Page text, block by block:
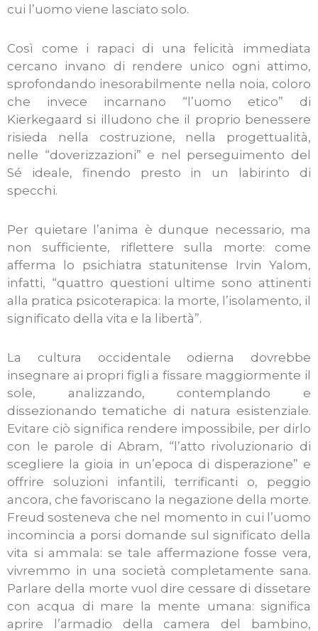
cui l’uomo viene lasciato solo.
Così come i rapaci di una felicità immediata
cercano invano di rendere unico ogni attimo,
sprofondando inesorabilmente nella noia, coloro
che invece incarnano “l’uomo etico” di
Kierkegaard si illudono che il proprio benessere
risieda nella costruzione, nella progettualità,
nelle “doverizzazioni” e nel perseguimento del
Sé ideale, finendo presto in un labirinto di
specchi.
Per quietare l’anima è dunque necessario, ma
non sufficiente, riflettere sulla morte: come
afferma lo psichiatra statunitense Irvin Yalom,
infatti, “quattro questioni ultime sono attinenti
alla pratica psicoterapica: la morte, l’isolamento, il
significato della vita e la libertà”.
La cultura occidentale odierna dovrebbe
insegnare ai propri figli a fissare maggiormente il
sole, analizzando, contemplando e
dissezionando tematiche di natura esistenziale.
Evitare ciò significa rendere impossibile, per dirlo
con le parole di Abram, “l’atto rivoluzionario di
scegliere la gioia in un’epoca di disperazione” e
offrire soluzioni infantili, terrificanti o, peggio
ancora, che favoriscano la negazione della morte.
Freud sosteneva che nel momento in cui l’uomo
incomincia a porsi domande sul significato della
vita si ammala: se tale affermazione fosse vera,
vivremmo in una società completamente sana.
Parlare della morte vuol dire cessare di dissetare
con acqua di mare la mente umana: significa
aprire l’armadio della camera del bambino,